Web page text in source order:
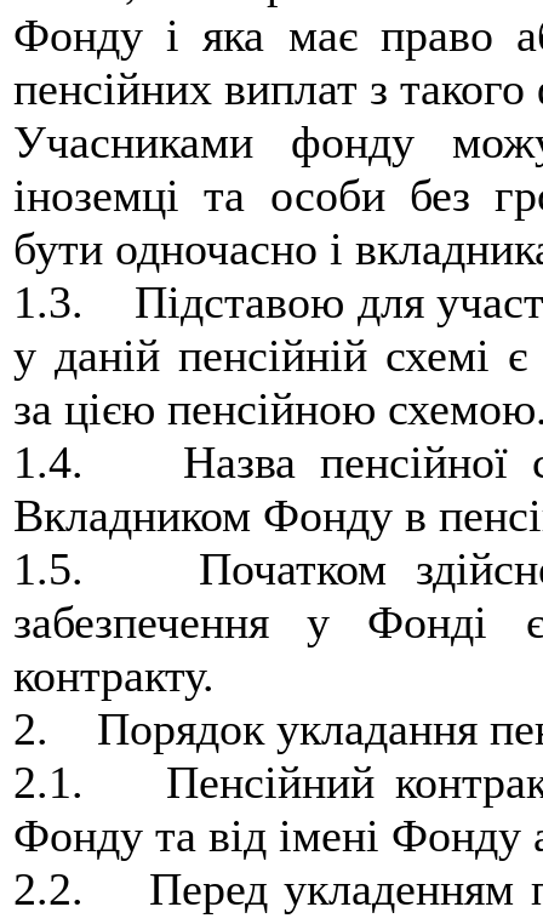
Фонду і яка має право
пенсійних виплат з
Учасниками фонду
іноземці та особи без
бути одночасно і
1.3. Підставою для
у даній пенсійній схемі
за цією пенсійною
1.4. Назва пенсійної
Вкладником Фонду в
1.5. Початком
забезпечення у Фонді
контракту.
2. Порядок укладання
2.1. Пенсійний
Фонду та від імені Фонду
2.2. Перед укладенням